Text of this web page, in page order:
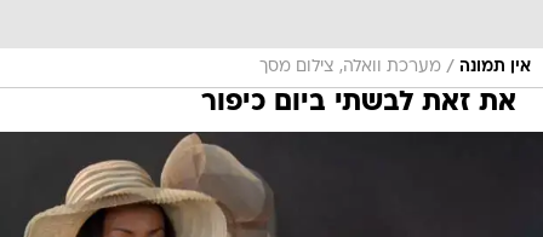
אין תמונה / מערכת וואלה, צילום מסך
את זאת לבשתי ביום כיפור